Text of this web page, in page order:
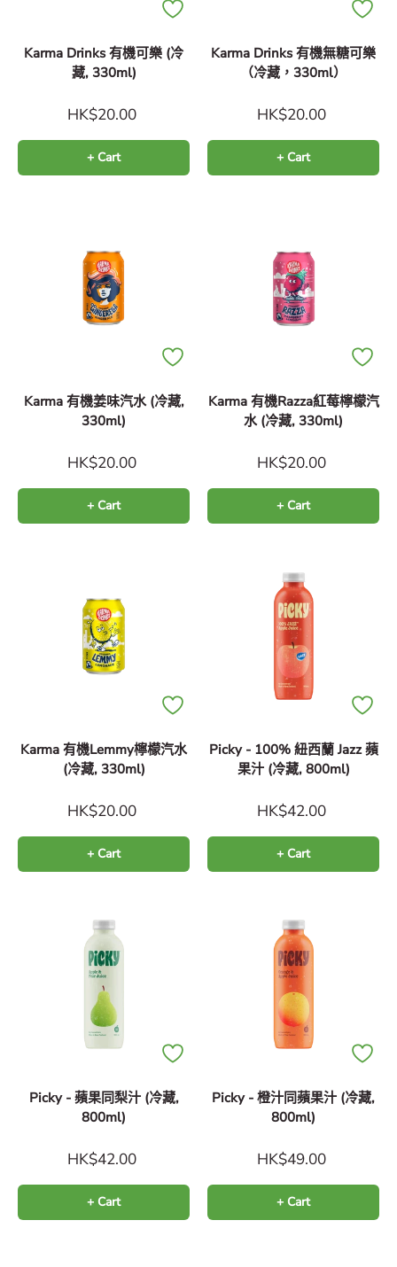
Karma Drinks 有機可樂 (冷
藏, 330ml)
HK$20.00
+ Cart
Karma Drinks 有機無糖可樂
（冷藏，330ml）
HK$20.00
+ Cart
Karma 有機姜味汽水 (冷藏,
330ml)
HK$20.00
+ Cart
Karma 有機Razza紅莓檸檬汽
水 (冷藏, 330ml)
HK$20.00
+ Cart
Karma 有機Lemmy檸檬汽水
(冷藏, 330ml)
HK$20.00
+ Cart
Picky - 100% 紐西蘭 Jazz 蘋
果汁 (冷藏, 800ml)
HK$42.00
+ Cart
Picky - 蘋果同梨汁 (冷藏,
800ml)
HK$42.00
+ Cart
Picky - 橙汁同蘋果汁 (冷藏,
800ml)
HK$49.00
+ Cart